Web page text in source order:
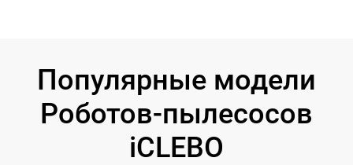
Популярные модели
Роботов-пылесосов
iCLEBO